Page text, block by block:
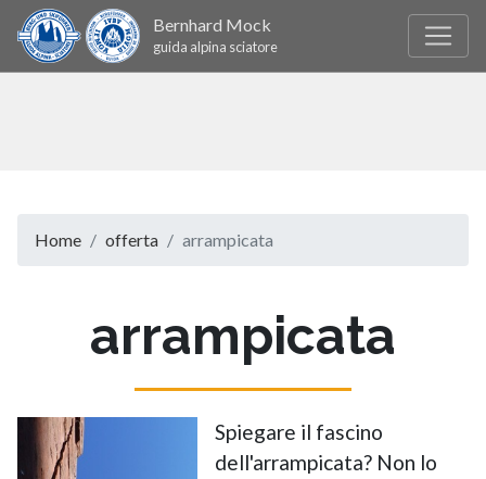
Bernhard Mock
guida alpina sciatore
Home offerta arrampicata
arrampicata
Spiegare il fascino
dell'arrampicata? Non lo